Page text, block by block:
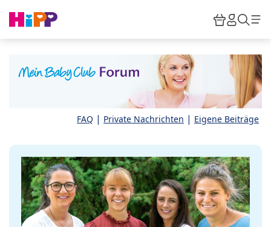
HiPP
FAQ | Private Nachrichten | Eigene Beiträge